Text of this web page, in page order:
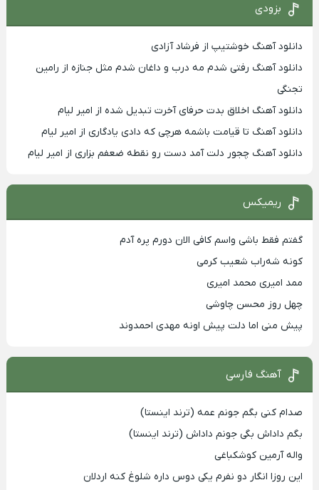
بزودی
دانلود آهنگ خوشتیپ از فرشاد آزادی
دانلود آهنگ رفتی شدم مه درب و داغان شدم مثل جنازه از رامین
تجنگی
دانلود آهنگ اخلاق بدت حرفای آخرت تبدیل شده از امیر لیام
دانلود آهنگ تا قیامت باشمه هرچی که دادی یادگاری از امیر لیام
دانلود آهنگ چجور دلت آمد دست رو نقطه ضعفم بزاری از امیر لیام
ریمیکس
گفتم فقط باشی واسم کافی الان دورم پره آدم
کونه شه‌راب شعیب کرمی
ممد امیری محمد امیری
چهل روز محسن چاوشی
پیش منی اما دلت پیش اونه مهدی احمدوند
آهنگ فارسی
صدام کنی بگم جونم عمه (ترند اینستا)
بگم داداش بگی جونم داداش (ترند اینستا)
واله آرمین کوشکباغی
این روزا انگار دو نفرم یکی دوس داره شلوغ کنه اردلان